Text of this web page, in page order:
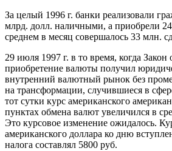
За целый 1996 г. банки реализовали
млрд. долл. наличными, а приобрели
среднем в месяц совершалось 33 млн.
29 июля 1997 г. в то время, когда Закон
приобретение валюты получил
внутренний валютный рынок без
на трансформации, случившиеся в
тот сутки курс американского
пунктах обмена валют увеличился в
Это курсовое изменение ожидалось.
американского доллара ко дню
налога составлял 5800 руб.